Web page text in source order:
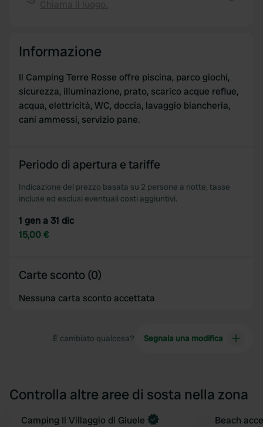
may combine it with other information that you’ve
of their services.
Informazione
Il Camping Terre Rosse offre piscina, parco giochi,
sicurezza, illuminazione, prato, scarico acque reflue,
acqua, elettricità, WC, doccia, lavaggio biancheria,
cani ammessi, servizio pane.
Periodo di apertura e tariffe
Indicazione del prezzo basata su 2 persone a notte, tasse
incluse ed esclusi eventuali costi aggiuntivi.
1 gen a 31 dic
15,00 €
Carte sconto (0)
Nessuna carta sconto accettata
È cambiato qualcosa? Segnala una modifica
Controlla altre aree di sosta nella zona
Prenota ora
Camping Il Villaggio di Giuele Beach